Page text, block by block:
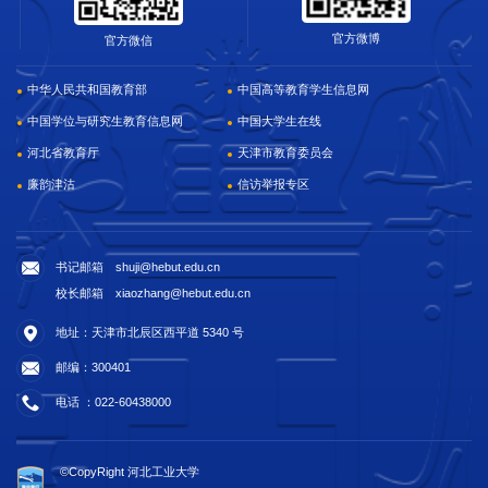
官方微信 官方微博
中华人民共和国教育部 中国高等教育学生信息网
中国学位与研究生教育信息网 中国大学生在线
河北省教育厅 天津市教育委员会
廉韵津沽 信访举报专区
书记邮箱 shuji@hebut.edu.cn
校长邮箱 xiaozhang@hebut.edu.cn
地址：天津市北辰区西平道 5340 号
邮编：300401
电话 ：022-60438000
©CopyRight 河北工业大学